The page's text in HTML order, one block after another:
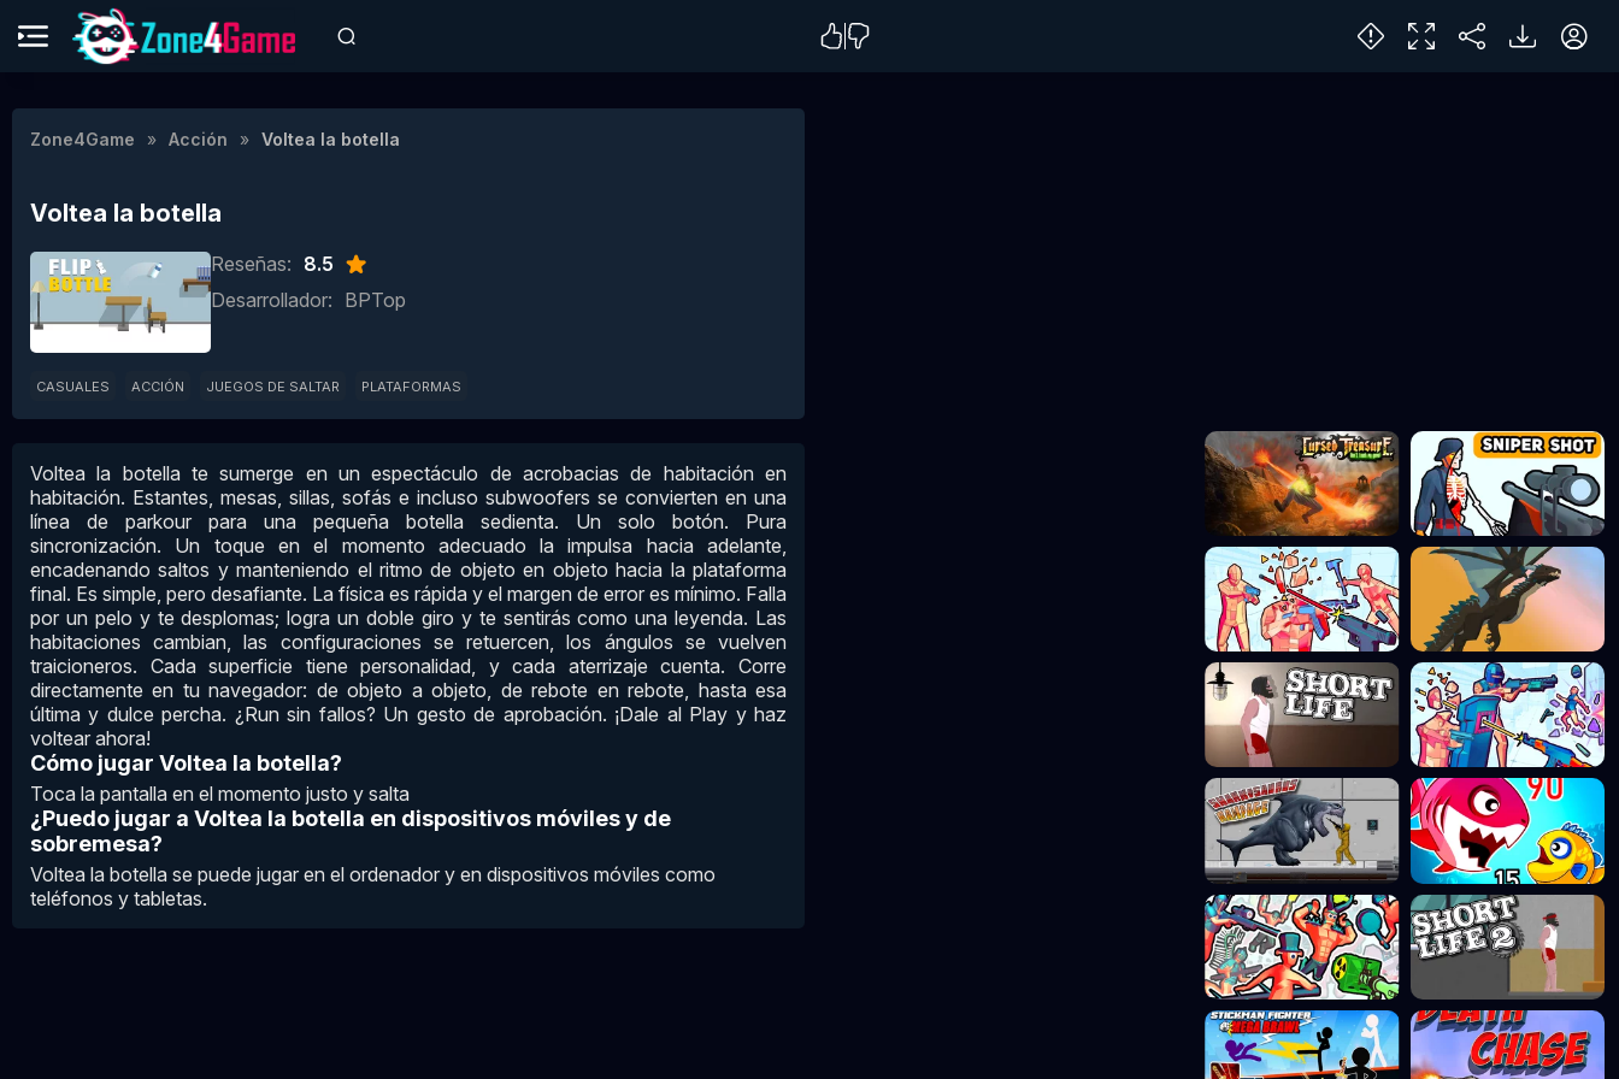
Zone4Game Acción Voltea la botella
Voltea la botella
Reseñas: 8.5
Desarrollador: BPTop
CASUALES ACCIÓN JUEGOS DE SALTAR PLATAFORMAS
Voltea la botella te sumerge en un espectáculo de acrobacias de habitación en
habitación. Estantes, mesas, sillas, sofás e incluso subwoofers se convierten en una
línea de parkour para una pequeña botella sedienta. Un solo botón. Pura
sincronización. Un toque en el momento adecuado la impulsa hacia adelante,
encadenando saltos y manteniendo el ritmo de objeto en objeto hacia la plataforma
final. Es simple, pero desafiante. La física es rápida y el margen de error es mínimo. Falla
por un pelo y te desplomas; logra un doble giro y te sentirás como una leyenda. Las
habitaciones cambian, las configuraciones se retuercen, los ángulos se vuelven
traicioneros. Cada superficie tiene personalidad, y cada aterrizaje cuenta. Corre
directamente en tu navegador: de objeto a objeto, de rebote en rebote, hasta esa
última y dulce percha. ¿Run sin fallos? Un gesto de aprobación. ¡Dale al Play y haz
voltear ahora!
Cómo jugar Voltea la botella?
Toca la pantalla en el momento justo y salta
¿Puedo jugar a Voltea la botella en dispositivos móviles y de
sobremesa?
Voltea la botella se puede jugar en el ordenador y en dispositivos móviles como
teléfonos y tabletas.